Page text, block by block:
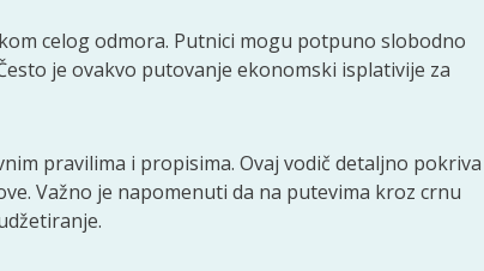
celog odmora. Putnici mogu potpuno slobodno
je ovakvo putovanje ekonomski isplativije za
pravilima i propisima. Ovaj vodič detaljno pokriva
Važno je napomenuti da na putevima kroz crnu